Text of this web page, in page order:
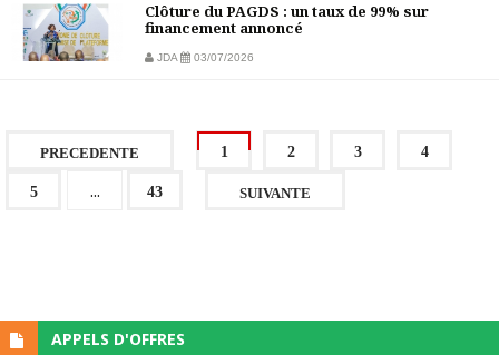
Clôture du PAGDS : un taux de 99% sur
financement annoncé
JDA 03/07/2026
PRECEDENTE 1 2 3 4
5 ... 43 SUIVANTE
APPELS D'OFFRES